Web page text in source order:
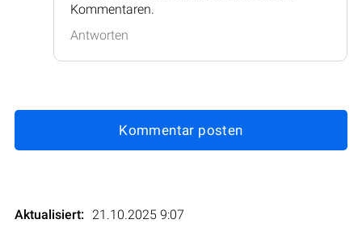
Kommentaren.
Antworten
Kommentar posten
Aktualisiert: 21.10.2025 9:07